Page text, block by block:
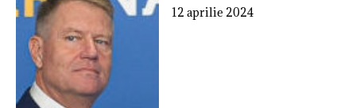
12 aprilie 2024